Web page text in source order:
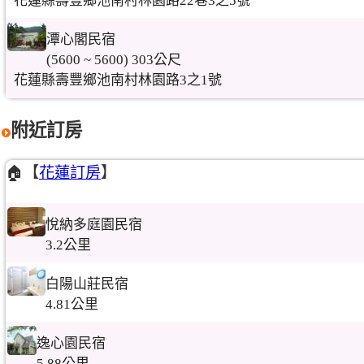
潭心閣民宿
(5600 ~ 5600) 303公尺
花蓮縣壽豐鄉池南村林園路3之1號
附近訂房
🏠【花蓮訂房】
悅納多庭園民宿
3.2公里
白陽山莊民宿
4.81公里
逸心園民宿